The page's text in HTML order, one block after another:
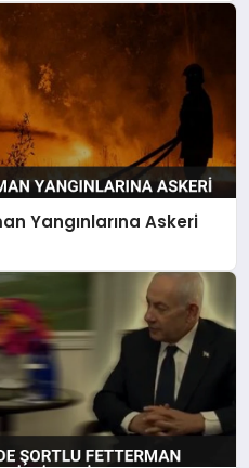
Yangınlarına Askeri